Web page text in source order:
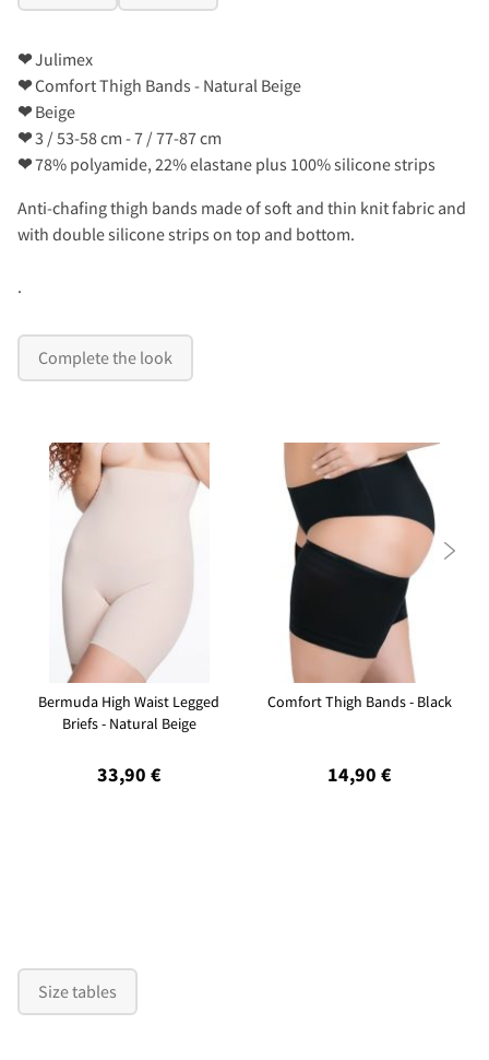
❤Julimex
❤Comfort Thigh Bands - Natural Beige
❤Beige
❤3 / 53-58 cm - 7 / 77-87 cm
❤78% polyamide, 22% elastane plus 100% silicone strips
Anti-chafing thigh bands made of soft and thin knit fabric and
with double silicone strips on top and bottom.
.
Complete the look
Bermuda High Waist Legged
Briefs - Natural Beige
33,90 €
Comfort Thigh Bands - Black
14,90 €

Size tables